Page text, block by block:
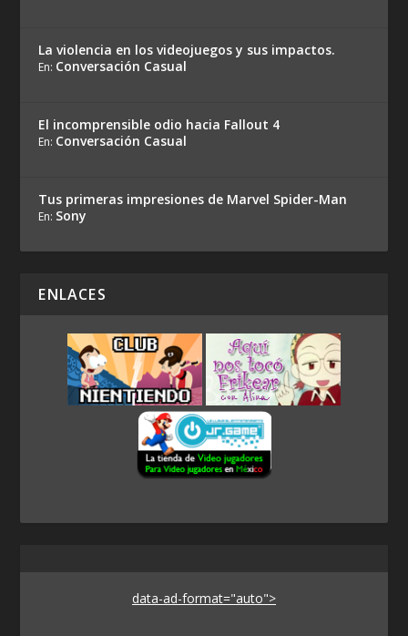
La violencia en los videojuegos y sus impactos.
En: Conversación Casual
El incomprensible odio hacia Fallout 4
En: Conversación Casual
Tus primeras impresiones de Marvel Spider-Man
En: Sony
ENLACES
data-ad-format="auto">